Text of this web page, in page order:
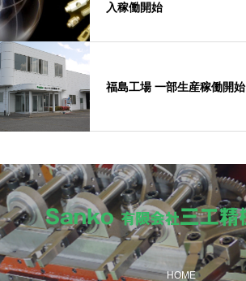
入稼働開始
福島工場 一部生産稼働開始
HOME